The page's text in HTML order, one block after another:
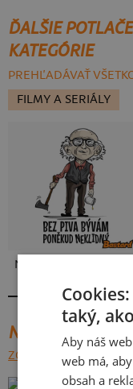
ĎALŠIE
KATEGÓRIE
PREHĽADÁVAŤ
FILMY A SERIÁLY
Neklidný bez piva
ZOBRAZIŤ VŠETKY
taký,
Aby náš
web má,
obsah a